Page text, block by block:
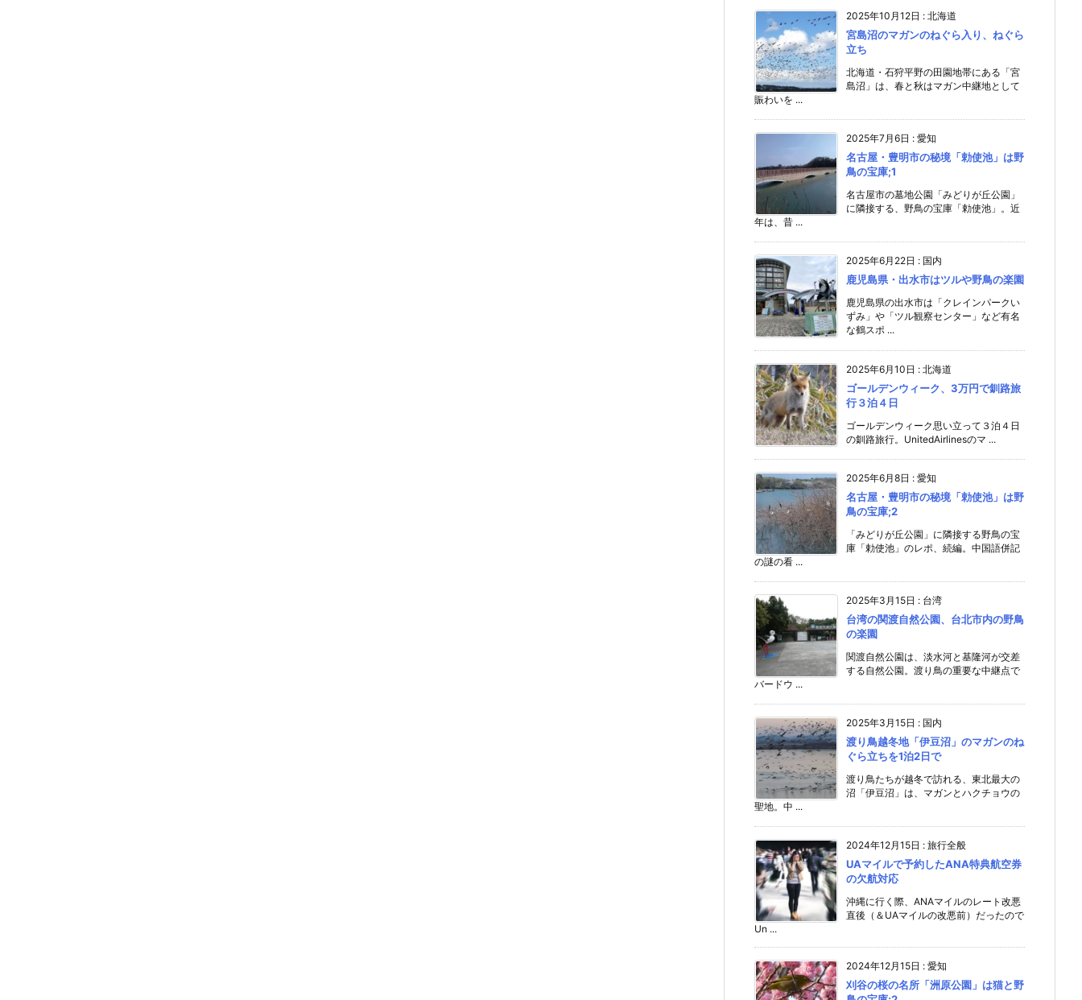
2025年10月12日 : 北海道
宮島沼のマガンのねぐら入り、ねぐら
立ち
北海道・石狩平野の田園地帯にある「宮
島沼」は、春と秋はマガン中継地として
賑わいを ...
2025年7月6日 : 愛知
名古屋・豊明市の秘境「勅使池」は野
鳥の宝庫;1
名古屋市の墓地公園「みどりが丘公園」
に隣接する、野鳥の宝庫「勅使池」。近
年は、昔 ...
2025年6月22日 : 国内
鹿児島県・出水市はツルや野鳥の楽園
鹿児島県の出水市は「クレインパークい
ずみ」や「ツル観察センター」など有名
な鶴スポ ...
2025年6月10日 : 北海道
ゴールデンウィーク、3万円で釧路旅
行３泊４日
ゴールデンウィーク思い立って３泊４日
の釧路旅行。UnitedAirlinesのマ ...
2025年6月8日 : 愛知
名古屋・豊明市の秘境「勅使池」は野
鳥の宝庫;2
「みどりが丘公園」に隣接する野鳥の宝
庫「勅使池」のレポ、続編。中国語併記
の謎の看 ...
2025年3月15日 : 台湾
台湾の関渡自然公園、台北市内の野鳥
の楽園
関渡自然公園は、淡水河と基隆河が交差
する自然公園。渡り鳥の重要な中継点で
バードウ ...
2025年3月15日 : 国内
渡り鳥越冬地「伊豆沼」のマガンのね
ぐら立ちを1泊2日で
渡り鳥たちが越冬で訪れる、東北最大の
沼「伊豆沼」は、マガンとハクチョウの
聖地。中 ...
2024年12月15日 : 旅行全般
UAマイルで予約したANA特典航空券
の欠航対応
沖縄に行く際、ANAマイルのレート改悪
直後（＆UAマイルの改悪前）だったので
Un ...
2024年12月15日 : 愛知
刈谷の桜の名所「洲原公園」は猫と野